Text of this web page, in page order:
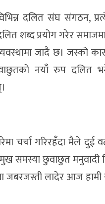
दलित संघ संगठन,
शब्द प्रयोग गरेर
जादै छ। जस्को
नयाँ रुप दलित
चर्चा गरिरहँदा मैले दुई
प्रमुख समस्या छुवाछुत
जबरजस्ती लादेर आज